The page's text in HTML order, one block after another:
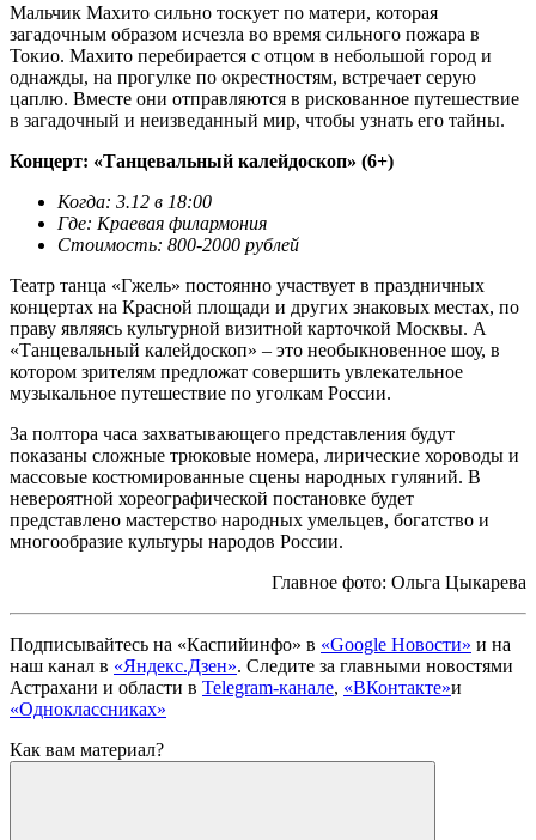
Мальчик Махито сильно тоскует по матери, которая
загадочным образом исчезла во время сильного пожара в
Токио. Махито перебирается с отцом в небольшой город и
однажды, на прогулке по окрестностям, встречает серую
цаплю. Вместе они отправляются в рискованное путешествие
в загадочный и неизведанный мир, чтобы узнать его тайны.
Концерт: «Танцевальный калейдоскоп» (6+)
Когда: 3.12 в 18:00
Где: Краевая филармония
Стоимость: 800-2000 рублей
Театр танца «Гжель» постоянно участвует в праздничных
концертах на Красной площади и других знаковых местах, по
праву являясь культурной визитной карточкой Москвы. А
«Танцевальный калейдоскоп» – это необыкновенное шоу, в
котором зрителям предложат совершить увлекательное
музыкальное путешествие по уголкам России.
За полтора часа захватывающего представления будут
показаны сложные трюковые номера, лирические хороводы и
массовые костюмированные сцены народных гуляний. В
невероятной хореографической постановке будет
представлено мастерство народных умельцев, богатство и
многообразие культуры народов России.
Главное фото: Ольга Цыкарева
Подписывайтесь на «Каспийинфо» в «Google Новости» и на
наш канал в «Яндекс.Дзен». Cледите за главными новостями
Астрахани и области в Telegram-канале, «ВКонтакте»и
«Одноклассниках»
Как вам материал?